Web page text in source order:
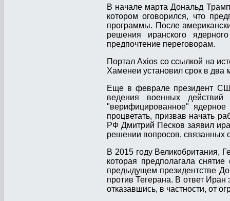
В начале марта Дональд
котором оговорился, что
программы. После
решения иранского
предпочтение переговорам.
Портал Axios со ссылкой на
Хаменеи установил срок в два
Еще в феврале президент
ведения военных
"верифицированное"
процветать, призвав начать
РФ Дмитрий Песков заявил
решении вопросов, связанных
В 2015 году Великобритания,
которая предполагала
предыдущем президентстве
против Тегерана. В ответ
отказавшись, в частности, от